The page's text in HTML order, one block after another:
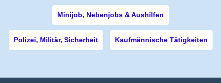
Minijob, Nebenjobs & Aushilfen
Polizei, Militär, Sicherheit Kaufmännische Tätigkeiten